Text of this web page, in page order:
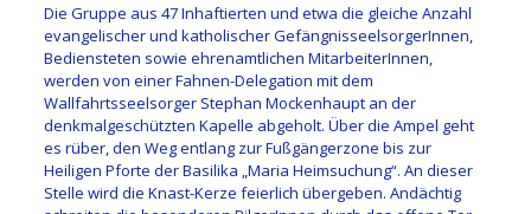
Die Gruppe aus 47 Inhaftierten und etwa die gleiche Anzahl
evangelischer und katholischer GefängnisseelsorgerInnen,
Bediensteten sowie ehrenamtlichen MitarbeiterInnen,
werden von einer Fahnen-Delegation mit dem
Wallfahrtsseelsorger Stephan Mockenhaupt an der
denkmalgeschützten Kapelle abgeholt. Über die Ampel geht
es rüber, den Weg entlang zur Fußgängerzone bis zur
Heiligen Pforte der Basilika „Maria Heimsuchung“. An dieser
Stelle wird die Knast-Kerze feierlich übergeben. Andächtig